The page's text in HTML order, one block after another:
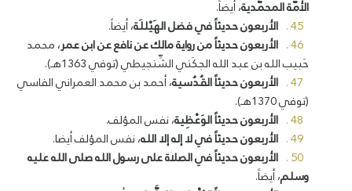
الأمّة المحمَّدية، أيضاً.
الأربعون حديثاً في فضل الهَيْللَة، أيضاً.
الأربعون حديثاً من رواية مالك عن نافع عن ابن عمر، محمد
حَبيب الله بن عبد الله الجكَني الشِّنجيطي (توفي 1363هـ).
الأربعون حديثاً القُدُسية، أحمد بن محمد العمراني الفاسي
(توفي 1370هـ).
الأربعون حديثاً الوَعْظِية، نفس المؤلف.
الأربعون حديثاً في لا إله إلا الله، نفس المؤلف أيضا.
الأربعون حديثاً في الصلاة على رسول الله صلى الله عليه
وسلم، أيضاً.